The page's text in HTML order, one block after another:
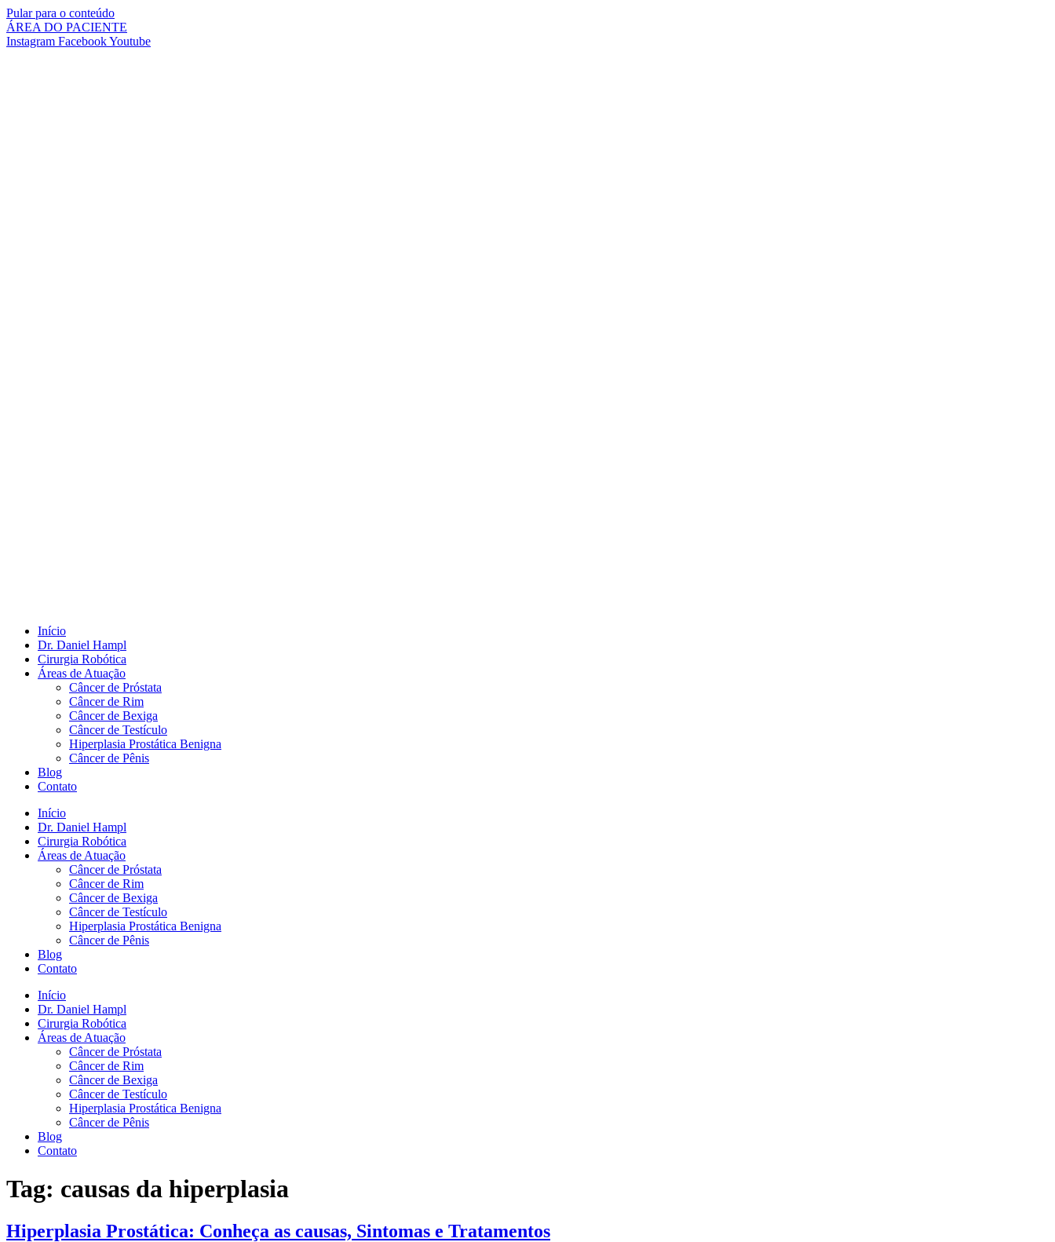
Pular para o conteúdo
ÁREA DO PACIENTE
Instagram FacebookYoutube
Início
Dr. Daniel Hampl
Cirurgia Robótica
Áreas de Atuação
Câncer de Próstata
Câncer de Rim
Câncer de Bexiga
Câncer de Testículo
Hiperplasia Prostática Benigna
Câncer de Pênis
Blog
Contato
Início
Dr. Daniel Hampl
Cirurgia Robótica
Áreas de Atuação
Câncer de Próstata
Câncer de Rim
Câncer de Bexiga
Câncer de Testículo
Hiperplasia Prostática Benigna
Câncer de Pênis
Blog
Contato
Início
Dr. Daniel Hampl
Cirurgia Robótica
Áreas de Atuação
Câncer de Próstata
Câncer de Rim
Câncer de Bexiga
Câncer de Testículo
Hiperplasia Prostática Benigna
Câncer de Pênis
Blog
Contato
Tag: causas da hiperplasia
Hiperplasia Prostática: Conheça as causas, Sintomas e Tratamentos